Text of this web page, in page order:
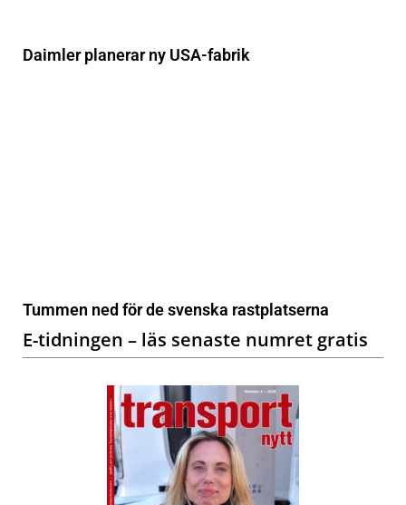
Daimler planerar ny USA-fabrik
Tummen ned för de svenska rastplatserna
E-tidningen – läs senaste numret gratis